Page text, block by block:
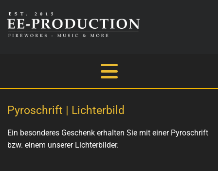
Pyroschrift | Lichterbild
Ein besonderes Geschenk erhalten Sie mit einer Pyroschrift
bzw. einem unserer Lichterbilder.